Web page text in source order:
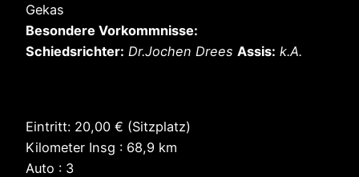
Gekas
Besondere Vorkommnisse:
Schiedsrichter: Dr.Jochen Drees Assis: k.A.
Eintritt: 20,00 € (Sitzplatz)
Kilometer Insg : 68,9 km
Auto : 3